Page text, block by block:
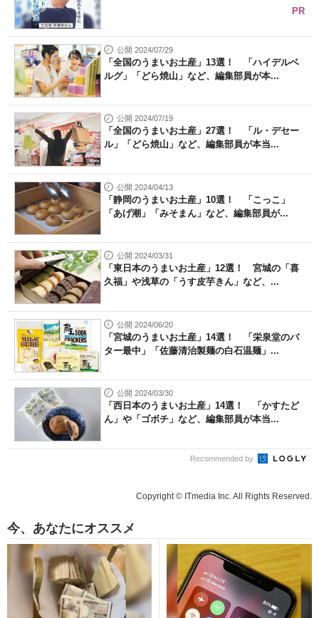
PR
公開 2024/07/29
「全国のうまいお土産」13選！ 「ハイデルベ
ルグ」「どら焼山」など、編集部員が本...
公開 2024/07/19
「全国のうまいお土産」27選！ 「ル・デセー
ル」「どら焼山」など、編集部員が本当...
公開 2024/04/13
「静岡のうまいお土産」10選！ 「こっこ」
「あげ潮」「みそまん」など、編集部員が...
公開 2024/03/31
「東日本のうまいお土産」12選！ 宮城の「喜
久福」や浅草の「うす皮芋きん」など、...
公開 2024/06/20
「宮城のうまいお土産」14選！ 「栄泉堂のバ
ター最中」「佐藤清治製麺の白石温麺」...
公開 2024/03/30
「西日本のうまいお土産」14選！ 「かすたど
ん」や「ゴボチ」など、編集部員が本当...
Recommended by
Copyright © ITmedia Inc. All Rights Reserved.
今、あなたにオススメ